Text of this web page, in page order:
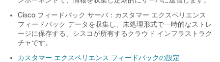
Cisco フィードバック サーバ：カスタマー エクスペリエンス
フィードバック データを収集し、未処理形式で一時的なストレ
ージに保存する、シスコが所有するクラウド インフラストラク
チャです。
カスタマー エクスペリエンス フィードバックの設定